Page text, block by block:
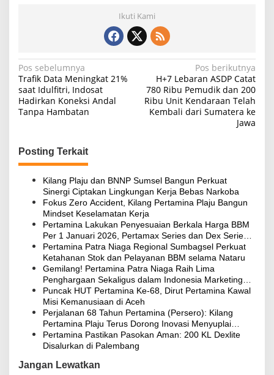
Ikuti Kami
N
a
v
a
Pos sebelumnya
Trafik Data Meningkat 21%
saat Idulfitri, Indosat
Hadirkan Koneksi Andal
Tanpa Hambatan
Pos berikutnya
H+7 Lebaran ASDP Catat
780 Ribu Pemudik dan 200
Ribu Unit Kendaraan Telah
Kembali dari Sumatera ke
Jawa
Posting Terkait
Kilang Plaju dan BNNP Sumsel Bangun Perkuat
Sinergi Ciptakan Lingkungan Kerja Bebas Narkoba
Fokus Zero Accident, Kilang Pertamina Plaju Bangun
Mindset Keselamatan Kerja
Pertamina Lakukan Penyesuaian Berkala Harga BBM
Per 1 Januari 2026, Pertamax Series dan Dex Series
Turun Harga
Pertamina Patra Niaga Regional Sumbagsel Perkuat
Ketahanan Stok dan Pelayanan BBM selama Nataru
Gemilang! Pertamina Patra Niaga Raih Lima
Penghargaan Sekaligus dalam Indonesia Marketing
Competition 2025
Puncak HUT Pertamina Ke-68, Dirut Pertamina Kawal
Misi Kemanusiaan di Aceh
Perjalanan 68 Tahun Pertamina (Persero): Kilang
Pertamina Plaju Terus Dorong Inovasi Menyuplai
Energi untuk Negeri
Pertamina Pastikan Pasokan Aman: 200 KL Dexlite
Disalurkan di Palembang
Jangan Lewatkan